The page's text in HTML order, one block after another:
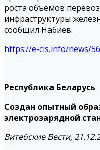
роста объемов
инфраструктуры
сообщил Набиев.
https://e-cis.info/news/
Республика Беларусь
Создан опытный
электрозарядной
Витебские Вести,